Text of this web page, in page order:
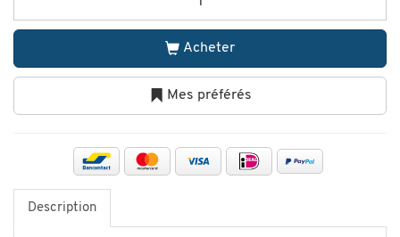
Acheter
Mes préférés
Description